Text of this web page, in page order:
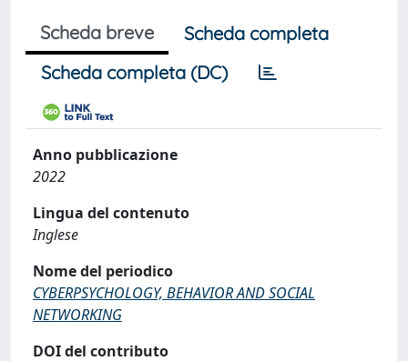
Scheda breve
Scheda completa
Scheda completa (DC)
Anno pubblicazione
2022
Lingua del contenuto
Inglese
Nome del periodico
CYBERPSYCHOLOGY, BEHAVIOR AND SOCIAL
NETWORKING
DOI del contributo